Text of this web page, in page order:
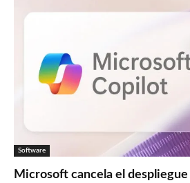
Software
Microsoft cancela el